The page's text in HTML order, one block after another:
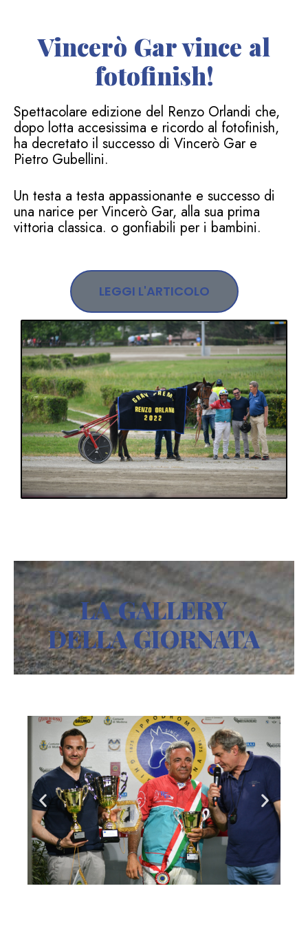
Vincerò Gar vince al
fotofinish!
Spettacolare edizione del Renzo Orlandi che,
dopo lotta accesissima e ricordo al fotofinish,
ha decretato il successo di Vincerò Gar e
Pietro Gubellini.
Un testa a testa appassionante e successo di
una narice per Vincerò Gar, alla sua prima
vittoria classica. o gonfiabili per i bambini.
LEGGI L'ARTICOLO
LA GALLERY
DELLA GIORNATA